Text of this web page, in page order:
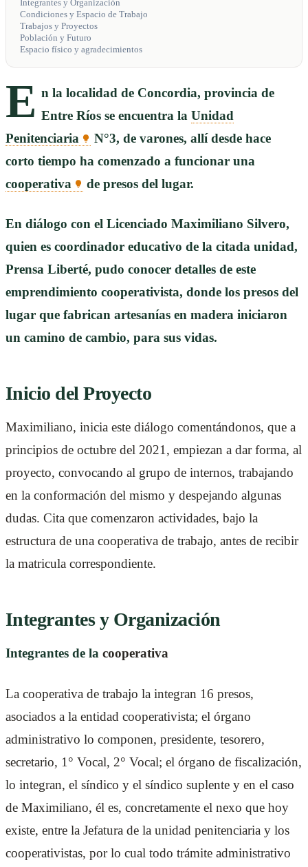
Integrantes y Organización
Condiciones y Espacio de Trabajo
Trabajos y Proyectos
Población y Futuro
Espacio físico y agradecimientos
E n la localidad de Concordia, provincia de
Entre Ríos se encuentra la Unidad
Penitenciaria
N°3, de varones, allí desde hace
corto tiempo ha comenzado a funcionar una
cooperativa
de presos del lugar.
En diálogo con el Licenciado Maximiliano Silvero,
quien es coordinador educativo de la citada unidad,
Prensa Liberté, pudo conocer detalles de este
emprendimiento cooperativista, donde los presos del
lugar que fabrican artesanías en madera iniciaron
un camino de cambio, para sus vidas.
Inicio del Proyecto
Maximiliano, inicia este diálogo comentándonos, que a
principios de octubre del 2021, empiezan a dar forma, al
proyecto, convocando al grupo de internos, trabajando
en la conformación del mismo y despejando algunas
dudas. Cita que comenzaron actividades, bajo la
estructura de una cooperativa de trabajo, antes de recibir
la matricula correspondiente.
Integrantes y Organización
Integrantes de la cooperativa
La cooperativa de trabajo la integran 16 presos,
asociados a la entidad cooperativista; el órgano
administrativo lo componen, presidente, tesorero,
secretario, 1° Vocal, 2° Vocal; el órgano de fiscalización,
lo integran, el síndico y el síndico suplente y en el caso
de Maximiliano, él es, concretamente el nexo que hoy
existe, entre la Jefatura de la unidad penitenciaria y los
cooperativistas, por lo cual todo trámite administrativo